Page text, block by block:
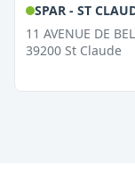
SPAR - ST
11 AVENUE DE
39200 St Claude